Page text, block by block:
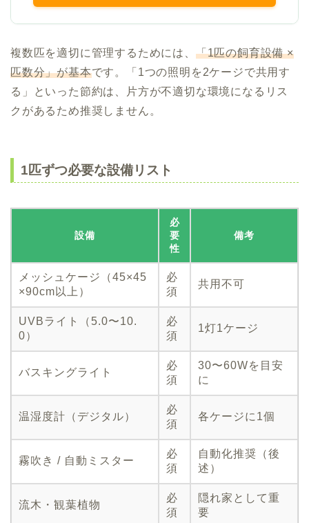
複数匹を適切に管理するためには、 「1匹の飼育設備 ×
匹数分」が基本です。「1つの照明を2ケージで共用す
る」といった節約は、片方が不適切な環境になるリス
クがあるため推奨しません。
1匹ずつ必要な設備リスト
設備
必
要
性
備考
メッシュケージ（45×45
×90cm以上）
必
須
共用不可
UVBライト（5.0〜10.
0）
必
須
1灯1ケージ
バスキングライト
必
須
30〜60Wを目安
に
温湿度計（デジタル）
必
須
各ケージに1個
霧吹き / 自動ミスター
必
須
自動化推奨（後
述）
流木・観葉植物
必
須
隠れ家として重
要